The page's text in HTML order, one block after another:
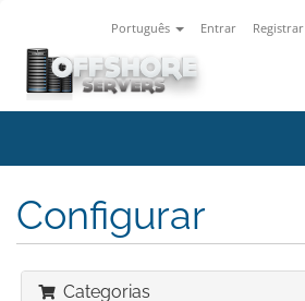
Português Entrar Registrar
Configurar
Categorias